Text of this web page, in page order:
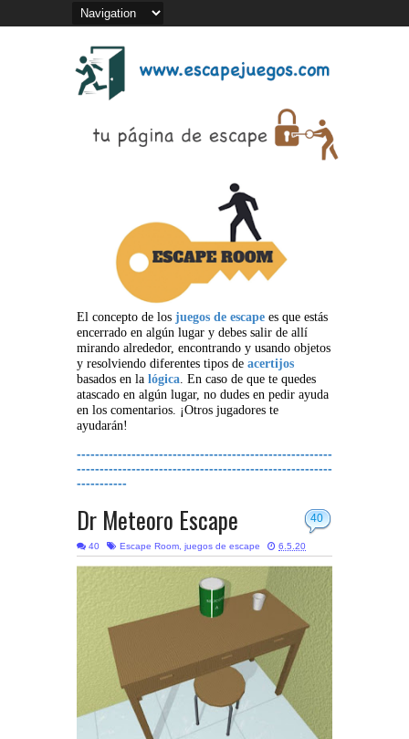
El concepto de los juegos de escape es que estás
encerrado en algún lugar y debes salir de allí
mirando alrededor, encontrando y usando objetos
y resolviendo diferentes tipos de acertijos
basados en la lógica. En caso de que te quedes
atascado en algún lugar, no dudes en pedir ayuda
en los comentarios. ¡Otros jugadores te
ayudarán!
--------------------------------------------------------
--------------------------------------------------------
-----------
40
Dr Meteoro Escape
40 Escape Room, juegos de escape 6.5.20